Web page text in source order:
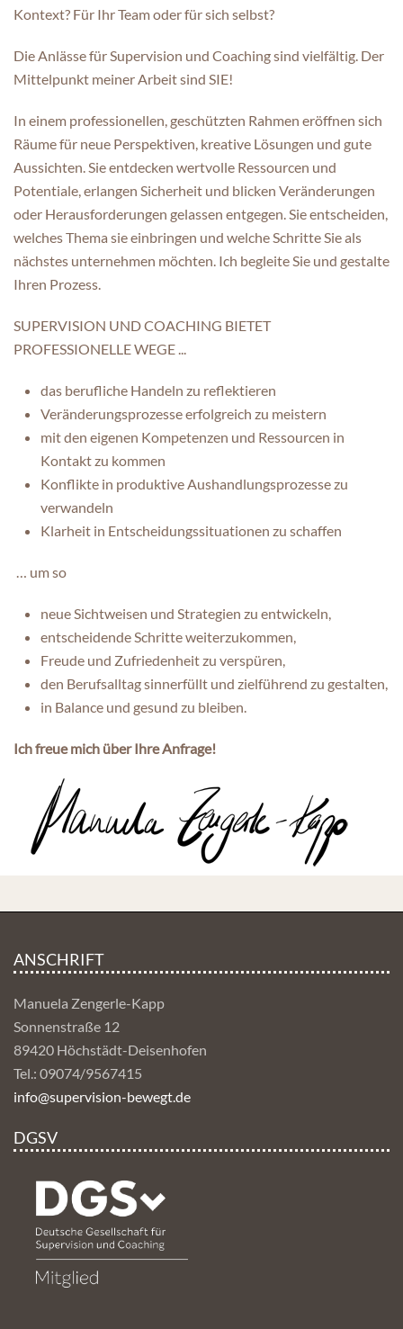
Kontext? Für Ihr Team oder für sich selbst?
Die Anlässe für Supervision und Coaching sind vielfältig. Der
Mittelpunkt meiner Arbeit sind SIE!
In einem professionellen, geschützten Rahmen eröffnen sich
Räume für neue Perspektiven, kreative Lösungen und gute
Aussichten. Sie entdecken wertvolle Ressourcen und
Potentiale, erlangen Sicherheit und blicken Veränderungen
oder Herausforderungen gelassen entgegen. Sie entscheiden,
welches Thema sie einbringen und welche Schritte Sie als
nächstes unternehmen möchten. Ich begleite Sie und gestalte
Ihren Prozess.
SUPERVISION UND COACHING BIETET
PROFESSIONELLE WEGE ...
das berufliche Handeln zu reflektieren
Veränderungsprozesse erfolgreich zu meistern
mit den eigenen Kompetenzen und Ressourcen in
Kontakt zu kommen
Konflikte in produktive Aushandlungsprozesse zu
verwandeln
Klarheit in Entscheidungssituationen zu schaffen
… um so
neue Sichtweisen und Strategien zu entwickeln,
entscheidende Schritte weiterzukommen,
Freude und Zufriedenheit zu verspüren,
den Berufsalltag sinnerfüllt und zielführend zu gestalten,
in Balance und gesund zu bleiben.
Ich freue mich über Ihre Anfrage!
ANSCHRIFT
Manuela Zengerle-Kapp
Sonnenstraße 12
89420 Höchstädt-Deisenhofen
Tel.: 09074/9567415
info@supervision-bewegt.de
DGSV